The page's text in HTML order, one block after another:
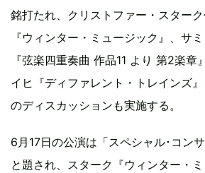
銘打たれ、クリストファー・スター
『ウィンター・ミュージック』、サ
『弦楽四重奏曲 作品11 より 第2楽章
イヒ『ディファレント・トレインズ
のディスカッションも実施する。
6月17日の公演は「スペシャル･コン
と題され、スターク『ウィンター・